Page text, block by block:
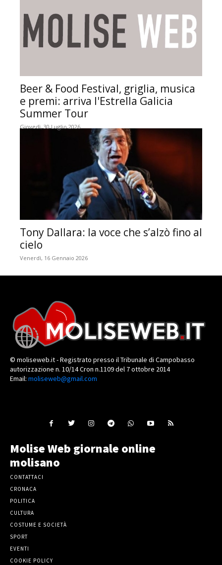
Beer & Food Festival, griglia, musica
e premi: arriva l'Estrella Galicia
Summer Tour
Giovedì, 30 Luglio 2026
Tony Dallara: la voce che s’alzò fino al
cielo
Venerdì, 16 Gennaio 2026
© moliseweb.it - Registrato presso il Tribunale di Campobasso
autorizzazione n. 10/14 Cron n.1109 del 7 ottobre 2014
Email: moliseweb@gmail.com
Molise Web giornale online
molisano
CONTATTACI
CRONACA
POLITICA
CULTURA
COSTUME E SOCIETÀ
SPORT
EVENTI
COOKIE POLICY